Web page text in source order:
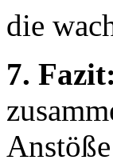
die
7. Fazit: